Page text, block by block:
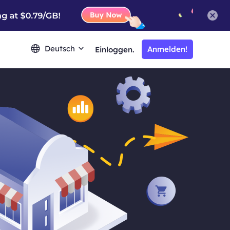
Deutsch Einloggen. Anmelden!